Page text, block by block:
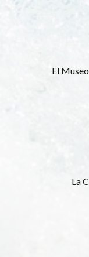
El
La